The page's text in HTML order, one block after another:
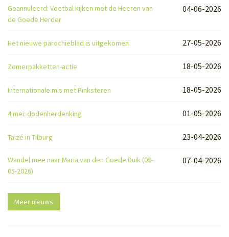
Geannuleerd: Voetbal kijken met de Heeren van
de Goede Herder
04-06-2026
Het nieuwe parochieblad is uitgekomen 27-05-2026
Zomerpakketten-actie 18-05-2026
Internationale mis met Pinksteren 18-05-2026
4 mei: dodenherdenking 01-05-2026
Taizé in Tilburg 23-04-2026
Wandel mee naar Maria van den Goede Duik (09-
05-2026)
07-04-2026
Meer nieuws